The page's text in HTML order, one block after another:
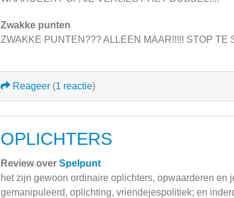
Zwakke punten
ZWAKKE PUNTEN??? ALLEEN MAAR!!!!! STOP TE
Reageer (1 reactie)
OPLICHTERS
Review over Spelpunt
het zijn gewoon ordinaire oplichters, opwaarderen
gemanipuleerd, oplichting, vriendejespolitiek; en